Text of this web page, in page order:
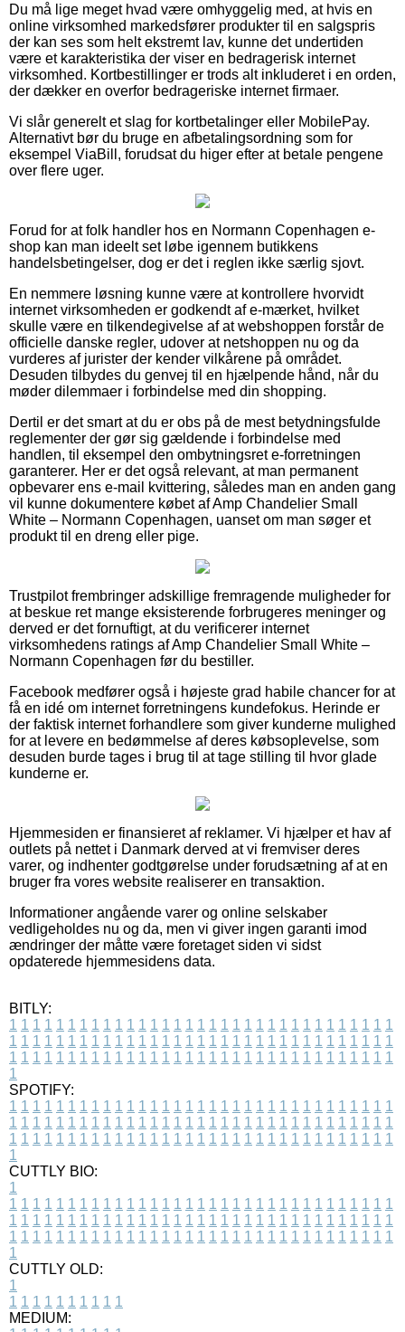
Du må lige meget hvad være omhyggelig med, at hvis en
online virksomhed markedsfører produkter til en salgspris
der kan ses som helt ekstremt lav, kunne det undertiden
være et karakteristika der viser en bedragerisk internet
virksomhed. Kortbestillinger er trods alt inkluderet i en orden,
der dækker en overfor bedrageriske internet firmaer.
Vi slår generelt et slag for kortbetalinger eller MobilePay.
Alternativt bør du bruge en afbetalingsordning som for
eksempel ViaBill, forudsat du higer efter at betale pengene
over flere uger.
Forud for at folk handler hos en Normann Copenhagen e-
shop kan man ideelt set løbe igennem butikkens
handelsbetingelser, dog er det i reglen ikke særlig sjovt.
En nemmere løsning kunne være at kontrollere hvorvidt
internet virksomheden er godkendt af e-mærket, hvilket
skulle være en tilkendegivelse af at webshoppen forstår de
officielle danske regler, udover at netshoppen nu og da
vurderes af jurister der kender vilkårene på området.
Desuden tilbydes du genvej til en hjælpende hånd, når du
møder dilemmaer i forbindelse med din shopping.
Dertil er det smart at du er obs på de mest betydningsfulde
reglementer der gør sig gældende i forbindelse med
handlen, til eksempel den ombytningsret e-forretningen
garanterer. Her er det også relevant, at man permanent
opbevarer ens e-mail kvittering, således man en anden gang
vil kunne dokumentere købet af Amp Chandelier Small
White – Normann Copenhagen, uanset om man søger et
produkt til en dreng eller pige.
Trustpilot frembringer adskillige fremragende muligheder for
at beskue ret mange eksisterende forbrugeres meninger og
derved er det fornuftigt, at du verificerer internet
virksomhedens ratings af Amp Chandelier Small White –
Normann Copenhagen før du bestiller.
Facebook medfører også i højeste grad habile chancer for at
få en idé om internet forretningens kundefokus. Herinde er
der faktisk internet forhandlere som giver kunderne mulighed
for at levere en bedømmelse af deres købsoplevelse, som
desuden burde tages i brug til at tage stilling til hvor glade
kunderne er.
Hjemmesiden er finansieret af reklamer. Vi hjælper et hav af
outlets på nettet i Danmark derved at vi fremviser deres
varer, og indhenter godtgørelse under forudsætning af at en
bruger fra vores website realiserer en transaktion.
Informationer angående varer og online selskaber
vedligeholdes nu og da, men vi giver ingen garanti imod
ændringer der måtte være foretaget siden vi sidst
opdaterede hjemmesidens data.
BITLY:
1 1 1 1 1 1 1 1 1 1 1 1 1 1 1 1 1 1 1 1 1 1 1 1 1 1 1 1 1 1 1 1 1
1 1 1 1 1 1 1 1 1 1 1 1 1 1 1 1 1 1 1 1 1 1 1 1 1 1 1 1 1 1 1 1 1
1 1 1 1 1 1 1 1 1 1 1 1 1 1 1 1 1 1 1 1 1 1 1 1 1 1 1 1 1 1 1 1 1
1
SPOTIFY:
1 1 1 1 1 1 1 1 1 1 1 1 1 1 1 1 1 1 1 1 1 1 1 1 1 1 1 1 1 1 1 1 1
1 1 1 1 1 1 1 1 1 1 1 1 1 1 1 1 1 1 1 1 1 1 1 1 1 1 1 1 1 1 1 1 1
1 1 1 1 1 1 1 1 1 1 1 1 1 1 1 1 1 1 1 1 1 1 1 1 1 1 1 1 1 1 1 1 1
1
CUTTLY BIO:
1
1 1 1 1 1 1 1 1 1 1 1 1 1 1 1 1 1 1 1 1 1 1 1 1 1 1 1 1 1 1 1 1 1
1 1 1 1 1 1 1 1 1 1 1 1 1 1 1 1 1 1 1 1 1 1 1 1 1 1 1 1 1 1 1 1 1
1 1 1 1 1 1 1 1 1 1 1 1 1 1 1 1 1 1 1 1 1 1 1 1 1 1 1 1 1 1 1 1 1
1
CUTTLY OLD:
1
1 1 1 1 1 1 1 1 1 1
MEDIUM: